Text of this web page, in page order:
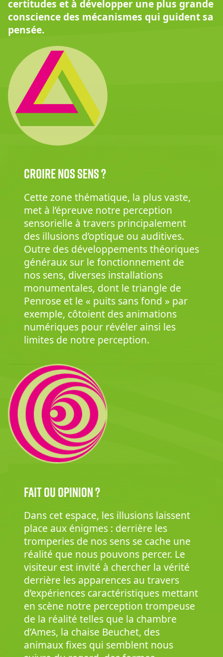
certitudes et à développer une plus grande
conscience des mécanismes qui guident sa
pensée.
Croire nos sens ?
Cette zone thématique, la plus vaste,
met à l’épreuve notre perception
sensorielle à travers principalement
des illusions d’optique ou auditives.
Outre des développements théoriques
généraux sur le fonctionnement de
nos sens, diverses installations
monumentales, dont le triangle de
Penrose et le « puits sans fond » par
exemple, côtoient des animations
numériques pour révéler ainsi les
limites de notre perception.
Fait ou opinion ?
Dans cet espace, les illusions laissent
place aux énigmes : derrière les
tromperies de nos sens se cache une
réalité que nous pouvons percer. Le
visiteur est invité à chercher la vérité
derrière les apparences au travers
d’expériences caractéristiques mettant
en scène notre perception trompeuse
de la réalité telles que la chambre
d’Ames, la chaise Beuchet, des
animaux fixes qui semblent nous